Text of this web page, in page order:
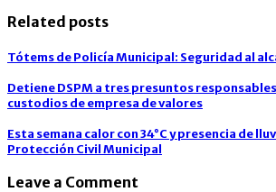
Related posts
Tótems de Policía Municipal: Seguridad al
Detiene DSPM a tres presuntos
custodios de empresa de valores
Esta semana calor con 34°C y presencia de
Protección Civil Municipal
Leave a Comment